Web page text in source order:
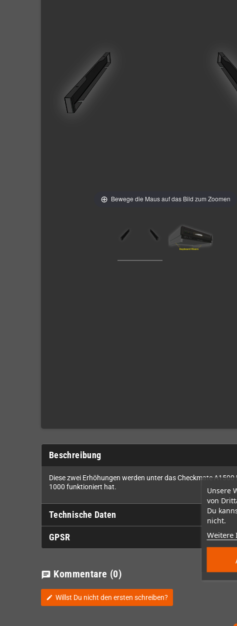
Unsere
von
Du
nicht.
Weitere
Bewege die Maus auf das Bild zum Zoomen
Beschreibung
Diese zwei Erhöhungen werden unter das Checkmate
1000 funktioniert hat.
Technische Daten
GPSR
chat Kommentare (0)
edit Willst Du nicht den ersten schreiben?